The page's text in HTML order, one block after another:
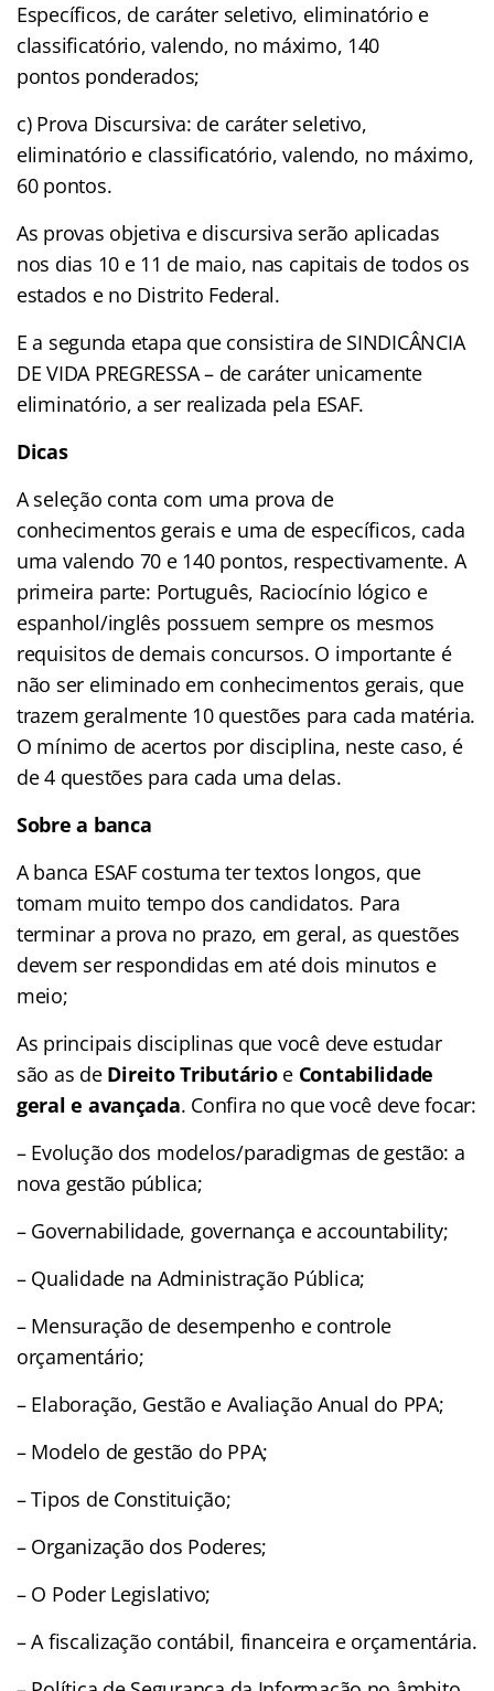
Específicos, de caráter seletivo, eliminatório e
classificatório, valendo, no máximo, 140
pontos ponderados;
c) Prova Discursiva: de caráter seletivo,
eliminatório e classificatório, valendo, no máximo,
60 pontos.
As provas objetiva e discursiva serão aplicadas
nos dias 10 e 11 de maio, nas capitais de todos os
estados e no Distrito Federal.
E a segunda etapa que consistira de SINDICÂNCIA
DE VIDA PREGRESSA – de caráter unicamente
eliminatório, a ser realizada pela ESAF.
Dicas
A seleção conta com uma prova de
conhecimentos gerais e uma de específicos, cada
uma valendo 70 e 140 pontos, respectivamente. A
primeira parte: Português, Raciocínio lógico e
espanhol/inglês possuem sempre os mesmos
requisitos de demais concursos. O importante é
não ser eliminado em conhecimentos gerais, que
trazem geralmente 10 questões para cada matéria.
O mínimo de acertos por disciplina, neste caso, é
de 4 questões para cada uma delas.
Sobre a banca
A banca ESAF costuma ter textos longos, que
tomam muito tempo dos candidatos. Para
terminar a prova no prazo, em geral, as questões
devem ser respondidas em até dois minutos e
meio;
As principais disciplinas que você deve estudar
são as de Direito Tributário e Contabilidade
geral e avançada. Confira no que você deve focar:
– Evolução dos modelos/paradigmas de gestão: a
nova gestão pública;
– Governabilidade, governança e accountability;
– Qualidade na Administração Pública;
– Mensuração de desempenho e controle
orçamentário;
– Elaboração, Gestão e Avaliação Anual do PPA;
– Modelo de gestão do PPA;
– Tipos de Constituição;
– Organização dos Poderes;
– O Poder Legislativo;
– A fiscalização contábil, financeira e orçamentária.